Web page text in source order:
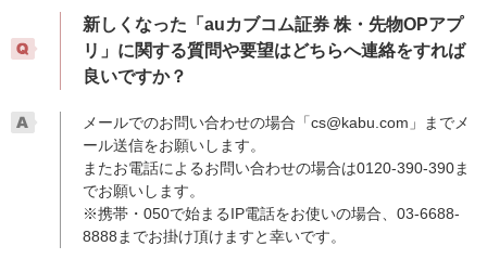
新しくなった「auカブコム証券 株・先物OPアプ
リ」に関する質問や要望はどちらへ連絡をすれば
良いですか？
メールでのお問い合わせの場合「cs@kabu.com 」までメ
ール送信をお願いします。
またお電話によるお問い合わせの場合は0120-390-390ま
でお願いします。
※携帯・050で始まるIP電話をお使いの場合、03-6688-
8888までお掛け頂けますと幸いです。